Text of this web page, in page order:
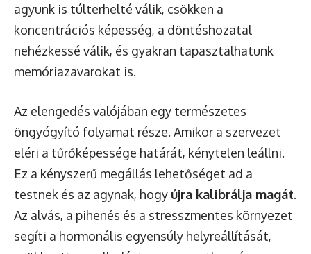
agyunk is túlterhelté válik, csökken a
koncentrációs képesség, a döntéshozatal
nehézkessé válik, és gyakran tapasztalhatunk
memóriazavarokat is.
Az elengedés valójában egy természetes
öngyógyító folyamat része. Amikor a szervezet
eléri a tűrőképessége határát, kénytelen leállni.
Ez a kényszerű megállás lehetőséget ad a
testnek és az agynak, hogy újra kalibrálja magát.
Az alvás, a pihenés és a stresszmentes környezet
segíti a hormonális egyensúly helyreállítását,